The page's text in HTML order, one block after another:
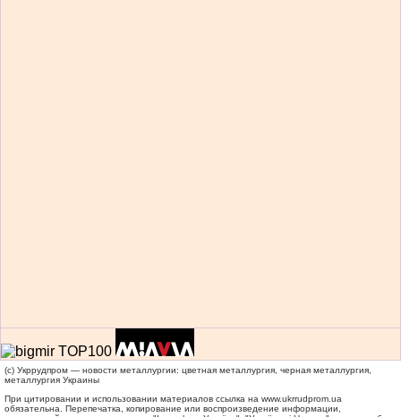
(c) Укррудпром — новости металлургии: цветная металлургия, черная металлургия,
металлургия Украины
При цитировании и использовании материалов ссылка на www.ukrrudprom.ua
обязательна. Перепечатка, копирование или воспроизведение информации,